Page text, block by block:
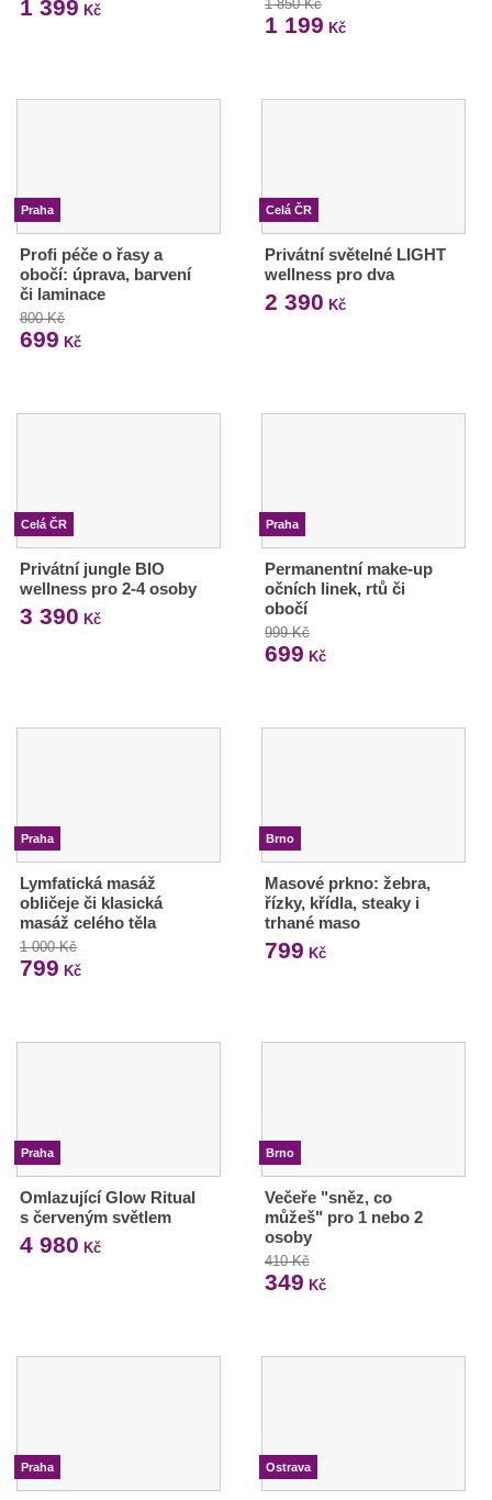
1 399 Kč 1 850 Kč
1 199 Kč
Praha
Profi péče o řasy a
obočí: úprava, barvení
či laminace
800 Kč
699 Kč
Celá ČR
Privátní světelné LIGHT
wellness pro dva
2 390 Kč
Celá ČR
Privátní jungle BIO
wellness pro 2-4 osoby
3 390 Kč
Praha
Permanentní make-up
očních linek, rtů či
obočí
999 Kč
699 Kč
Praha
Lymfatická masáž
obličeje či klasická
masáž celého těla
1 000 Kč
799 Kč
Brno
Masové prkno: žebra,
řízky, křídla, steaky i
trhané maso
799 Kč
Praha
Omlazující Glow Ritual
s červeným světlem
4 980 Kč
Brno
Večeře "sněz, co
můžeš" pro 1 nebo 2
osoby
410 Kč
349 Kč
Praha Ostrava